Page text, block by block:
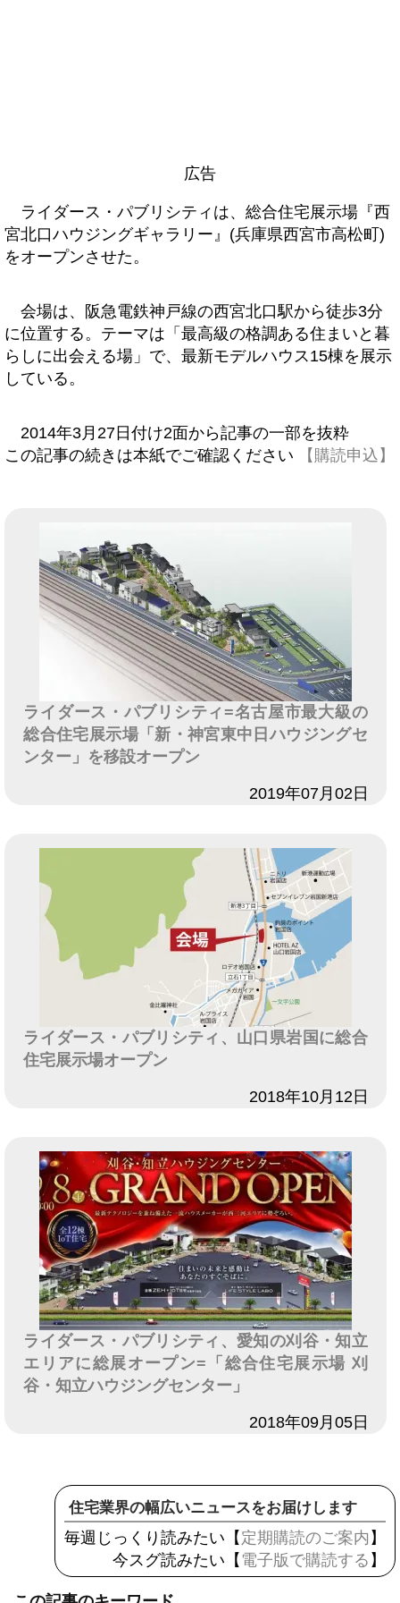
広告
ライダース・パブリシティは、総合住宅展示場『西
宮北口ハウジングギャラリー』(兵庫県西宮市高松町)
をオープンさせた。
会場は、阪急電鉄神戸線の西宮北口駅から徒歩3分
に位置する。テーマは「最高級の格調ある住まいと暮
らしに出会える場」で、最新モデルハウス15棟を展示
している。
2014年3月27日付け2面から記事の一部を抜粋
この記事の続きは本紙でご確認ください
【購読申込】
ライダース・パブリシティ=名古屋市最大級の
総合住宅展示場「新・神宮東中日ハウジングセ
ンター」を移設オープン
2019年07月02日
ライダース・パブリシティ、山口県岩国に総合
住宅展示場オープン
2018年10月12日
ライダース・パブリシティ、愛知の刈谷・知立
エリアに総展オープン=「総合住宅展示場 刈
谷・知立ハウジングセンター」
2018年09月05日
住宅業界の幅広いニュースをお届けします
毎週じっくり読みたい【 定期購読のご案内 】
今スグ読みたい【 電子版で購読する 】